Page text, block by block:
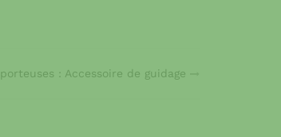
: Accessoire de guidage